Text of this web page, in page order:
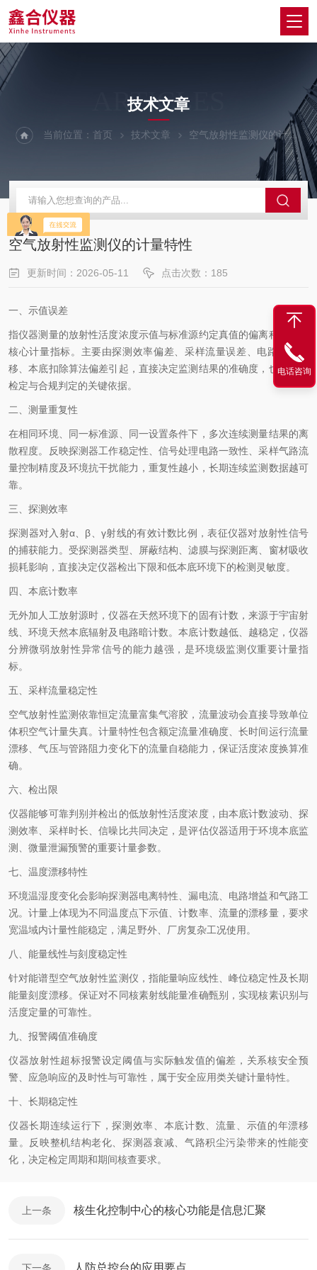
ARTICLES
技术文章
当前位置：首页 技术文章 空气放射性监测仪的计量特性
空气放射性监测仪的计量特性
更新时间：2026-05-11 点击次数：185
一、示值误差
指仪器测量的放射性活度浓度示值与标准源约定真值的偏离程度，是
核心计量指标。主要由探测效率偏差、采样流量误差、电路放大漂
移、本底扣除算法偏差引起，直接决定监测结果的准确度，也是仪器
检定与合规判定的关键依据。
二、测量重复性
在相同环境、同一标准源、同一设置条件下，多次连续测量结果的离
散程度。反映探测器工作稳定性、信号处理电路一致性、采样气路流
量控制精度及环境抗干扰能力，重复性越小，长期连续监测数据越可
靠。
三、探测效率
探测器对入射α、β、γ射线的有效计数比例，表征仪器对放射性信号
的捕获能力。受探测器类型、屏蔽结构、滤膜与探测距离、窗材吸收
损耗影响，直接决定仪器检出下限和低本底环境下的检测灵敏度。
四、本底计数率
无外加人工放射源时，仪器在天然环境下的固有计数，来源于宇宙射
线、环境天然本底辐射及电路暗计数。本底计数越低、越稳定，仪器
分辨微弱放射性异常信号的能力越强，是环境级监测仪重要计量指
标。
五、采样流量稳定性
空气放射性监测依靠恒定流量富集气溶胶，流量波动会直接导致单位
体积空气计量失真。计量特性包含额定流量准确度、长时间运行流量
漂移、气压与管路阻力变化下的流量自稳能力，保证活度浓度换算准
确。
六、检出限
仪器能够可靠判别并检出的低放射性活度浓度，由本底计数波动、探
测效率、采样时长、信噪比共同决定，是评估仪器适用于环境本底监
测、微量泄漏预警的重要计量参数。
七、温度漂移特性
环境温湿度变化会影响探测器电离特性、漏电流、电路增益和气路工
况。计量上体现为不同温度点下示值、计数率、流量的漂移量，要求
宽温域内计量性能稳定，满足野外、厂房复杂工况使用。
八、能量线性与刻度稳定性
针对能谱型空气放射性监测仪，指能量响应线性、峰位稳定性及长期
能量刻度漂移。保证对不同核素射线能量准确甄别，实现核素识别与
活度定量的可靠性。
九、报警阈值准确度
仪器放射性超标报警设定阈值与实际触发值的偏差，关系核安全预
警、应急响应的及时性与可靠性，属于安全应用类关键计量特性。
十、长期稳定性
仪器长期连续运行下，探测效率、本底计数、流量、示值的年漂移
量。反映整机结构老化、探测器衰减、气路积尘污染带来的性能变
化，决定检定周期和期间核查要求。
上一条 核生化控制中心的核心功能是信息汇聚
人防总控台的应用要点
电话咨询